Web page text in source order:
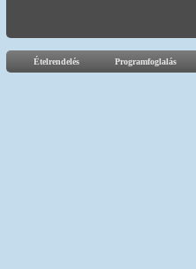
Ételrendelés Programfoglalás